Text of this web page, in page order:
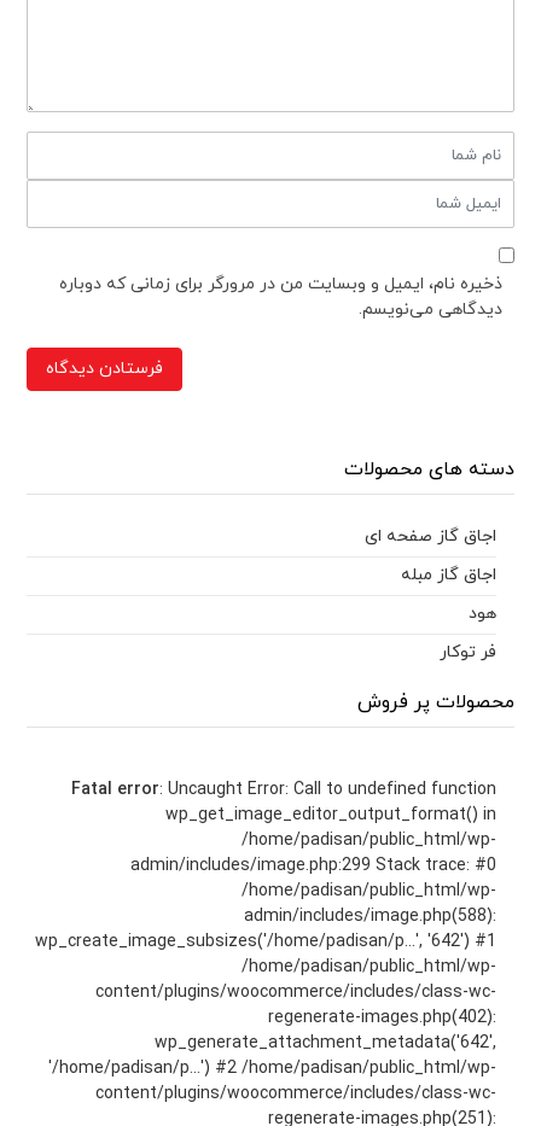
ذخیره نام، ایمیل و وبسایت من در مرورگر برای زمانی که دوباره
دیدگاهی می‌نویسم.
دسته های محصولات
اجاق گاز صفحه ای
اجاق گاز مبله
هود
فر توکار
محصولات پر فروش
Fatal error: Uncaught Error: Call to undefined function
wp_get_image_editor_output_format() in
/home/padisan/public_html/wp-
admin/includes/image.php:299 Stack trace: #0
/home/padisan/public_html/wp-
admin/includes/image.php(588):
wp_create_image_subsizes('/home/padisan/p...', '642') #1
/home/padisan/public_html/wp-
content/plugins/woocommerce/includes/class-wc-
regenerate-images.php(402):
wp_generate_attachment_metadata('642',
'/home/padisan/p...') #2 /home/padisan/public_html/wp-
content/plugins/woocommerce/includes/class-wc-
regenerate-images.php(251):